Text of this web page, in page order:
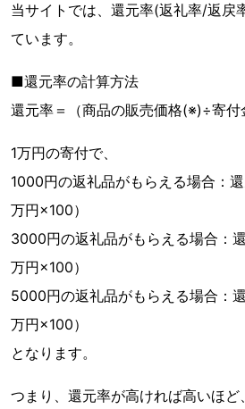
当サイトでは、還元率(返礼率/返戻
ています。
■還元率の計算方法
還元率＝（商品の販売価格(※)÷寄
1万円の寄付で、
1000円の返礼品がもらえる場合：
万円×100）
3000円の返礼品がもらえる場合：
万円×100）
5000円の返礼品がもらえる場合：
万円×100）
となります。
つまり、還元率が高ければ高いほど